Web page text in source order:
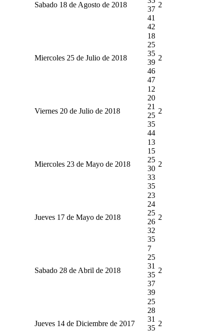
Sabado 18 de Agosto de 2018
37
41
42
2
Miercoles 25 de Julio de 2018
18
25
35
39
46
47
2
Viernes 20 de Julio de 2018
12
20
21
25
35
44
2
Miercoles 23 de Mayo de 2018
13
15
25
30
33
35
2
Jueves 17 de Mayo de 2018
23
24
25
26
32
35
2
Sabado 28 de Abril de 2018
7
25
31
35
37
39
2
Jueves 14 de Diciembre de 2017
25
28
31
35
2